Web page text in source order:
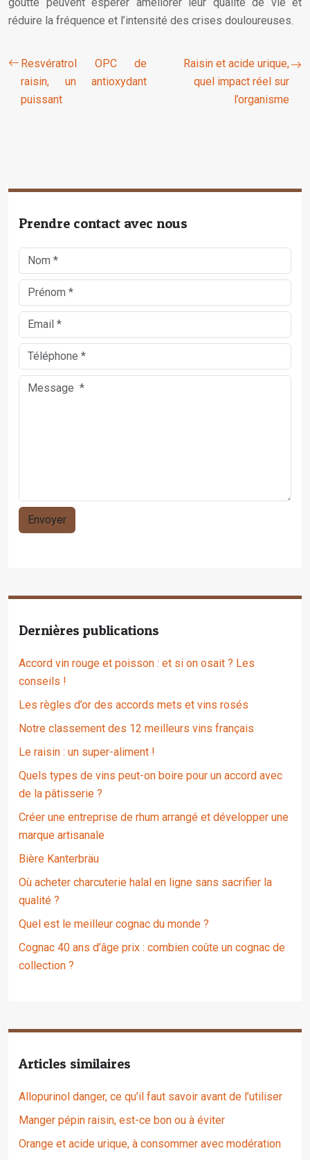
réduire la fréquence et l’intensité des crises douloureuses.
Resvératrol OPC de
raisin, un antioxydant
puissant
Raisin et acide urique,
quel impact réel sur
l’organisme
Prendre contact avec nous
Dernières publications
Accord vin rouge et poisson : et si on osait ? Les
conseils !
Les règles d’or des accords mets et vins rosés
Notre classement des 12 meilleurs vins français
Le raisin : un super-aliment !
Quels types de vins peut-on boire pour un accord avec
de la pâtisserie ?
Créer une entreprise de rhum arrangé et développer une
marque artisanale
Bière Kanterbräu
Où acheter charcuterie halal en ligne sans sacrifier la
qualité ?
Quel est le meilleur cognac du monde ?
Cognac 40 ans d’âge prix : combien coûte un cognac de
collection ?
Articles similaires
Allopurinol danger, ce qu’il faut savoir avant de l’utiliser
Manger pépin raisin, est-ce bon ou à éviter
Orange et acide urique, à consommer avec modération